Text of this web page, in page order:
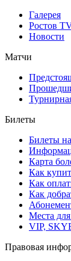
Галерея
Ростов
Новости
Матчи
Билеты
Билеты
Карта
Как
Как
Как
Места
VIP,
Правовая